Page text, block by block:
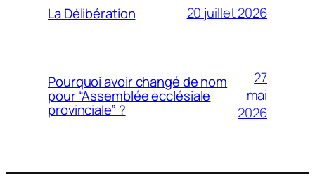
La Délibération 20 juillet 2026
Pourquoi avoir changé de nom
pour “Assemblée ecclésiale
provinciale” ?
27
mai
2026